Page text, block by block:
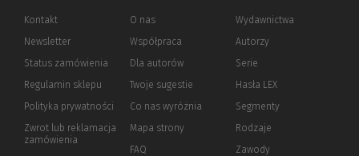
Kontakt
Newsletter
Status zamówienia
Regulamin sklepu
Polityka prywatności (Nowe
(Link
innej
Zwrot lub reklamacja
zamówienia
O nas
Współpraca
Dla autorów(Nowe
(Link
innej
Twoje sugestie
Co nas wyróżnia
Mapa strony
FAQ
Wydawnictwa
Autorzy
Serie
Hasła LEX
Segmenty
Rodzaje
Zawody